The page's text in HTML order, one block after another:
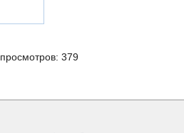
просмотров: 379